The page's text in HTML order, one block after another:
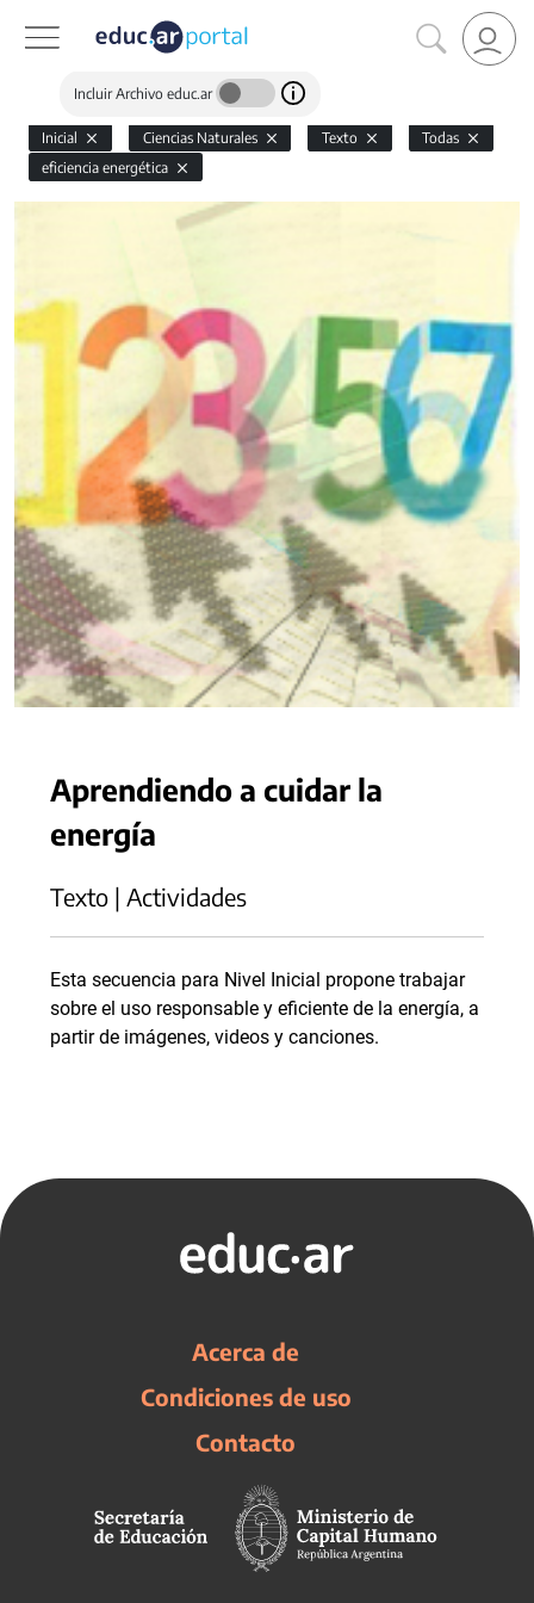
Incluir Archivo educ.ar
Inicial Ciencias Naturales Texto
Todas
eficiencia energética
Aprendiendo a cuidar la
energía
Texto | Actividades
Esta secuencia para Nivel Inicial propone trabajar
sobre el uso responsable y eficiente de la energía, a
partir de imágenes, videos y canciones.
Acerca de
Condiciones de uso
Contacto